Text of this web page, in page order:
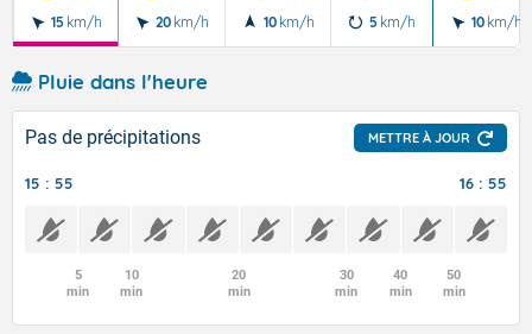
15 km/h 20 km/h 10 km/h 5 km/h 10 km/h
Pluie dans l'heure
Pas de précipitations METTRE À JOUR
15 : 55 16 : 55
5
min
10
min
20
min
30
min
40
min
50
min